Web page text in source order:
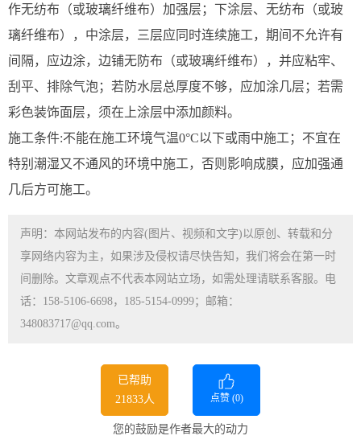
作无纺布（或玻璃纤维布）加强层；下涂层、无纺布（或玻
璃纤维布），中涂层，三层应同时连续施工，期间不允许有
间隔，应边涂，边铺无防布（或玻璃纤维布），并应粘牢、
刮平、排除气泡；若防水层总厚度不够，应加涂几层；若需
彩色装饰面层，须在上涂层中添加颜料。
施工条件:不能在施工环境气温0°C以下或雨中施工；不宜在
特别潮湿又不通风的环境中施工，否则影响成膜，应加强通
几后方可施工。
声明：本网站发布的内容(图片、视频和文字)以原创、转载和分
享网络内容为主，如果涉及侵权请尽快告知，我们将会在第一时
间删除。文章观点不代表本网站立场，如需处理请联系客服。电
话：158-5106-6698，185-5154-0999；邮箱：
348083717@qq.com。
已帮助
21833人
点赞 (0)
您的鼓励是作者最大的动力